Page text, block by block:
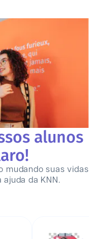
alunos
!
mudando suas vidas
da KNN.